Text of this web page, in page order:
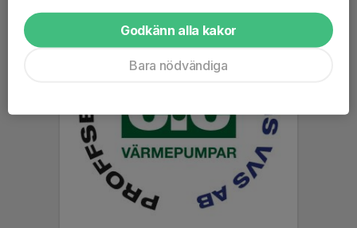
Godkänn alla kakor
Bara nödvändiga